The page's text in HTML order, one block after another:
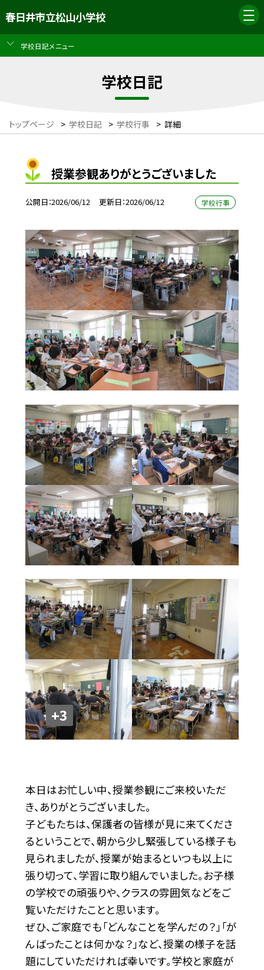
春日井市立松山小学校
学校日記メニュー
学校日記
トップページ > 学校日記 > 学校行事 > 詳細
授業参観ありがとうございました
公開日 2026/06/12 更新日 2026/06/12 学校行事
+3
本日はお忙しい中、授業参観にご来校いただ
き、ありがとうございました。
子どもたちは、保護者の皆様が見に来てくださ
るということで、朝から少し緊張している様子も
見られましたが、授業が始まるといつも以上に
張り切って、学習に取り組んでいました。お子様
の学校での頑張りや、クラスの雰囲気などをご
覧いただけたことと思います。
ぜひ、ご家庭でも「どんなことを学んだの？」「が
んばったことは何かな？」など、授業の様子を話
題にしていただければ幸いです。学校と家庭が